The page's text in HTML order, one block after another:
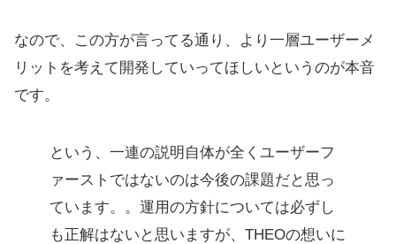
なので、この方が言ってる通り、より一層ユーザーメ
リットを考えて開発していってほしいというのが本音
です。
という、一連の説明自体が全くユーザーフ
ァーストではないのは今後の課題だと思っ
ています。。運用の方針については必ずし
も正解はないと思いますが、THEOの想いに